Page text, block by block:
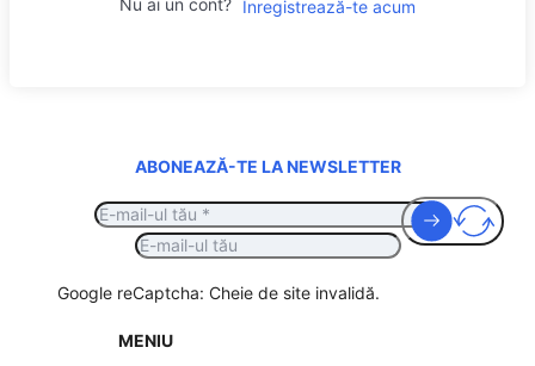
Nu ai un cont? Înregistrează-te acum
ABONEAZĂ-TE LA NEWSLETTER
Google reCaptcha: Cheie de site invalidă.
MENIU